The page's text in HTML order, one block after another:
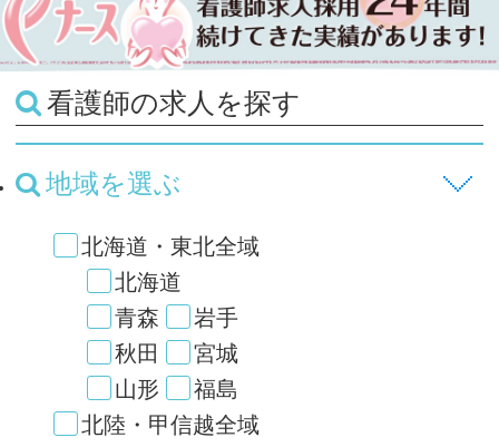
看護師の求人を探す
地域を選ぶ
北海道・東北全域
北海道
青森
岩手
秋田
宮城
山形
福島
北陸・甲信越全域